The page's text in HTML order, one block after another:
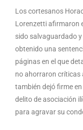
Los cortesanos
Lorenzetti afirmaron
sido salvaguardado
obtenido una
páginas en el que
no ahorraron críticas
también dejó firme
delito de asociación
para agravar su